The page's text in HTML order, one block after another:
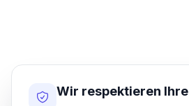
Wir respektieren